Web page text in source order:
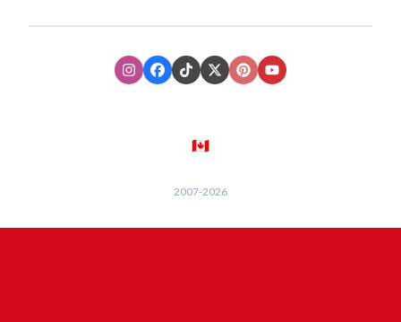
InstagramFacebook
TikTokXTwitter
PinterestYoutube
🇨🇦
2007-2026